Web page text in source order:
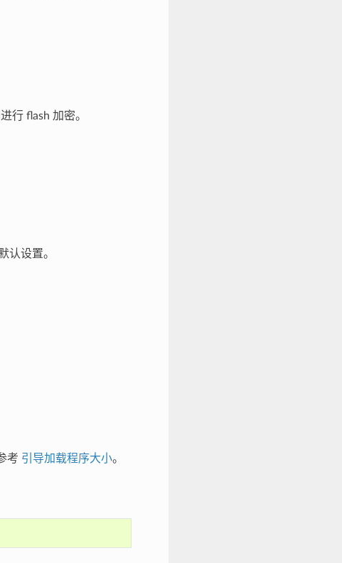
行 flash 加密。
认设置。
考 引导加载程序大小。